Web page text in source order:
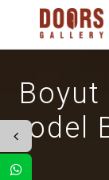
Boyut
model